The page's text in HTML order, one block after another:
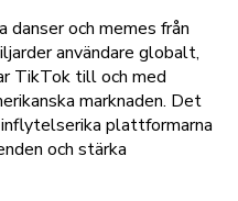
danser och memes från
användare globalt,
TikTok till och med
marknaden. Det
plattformarna
och stärka